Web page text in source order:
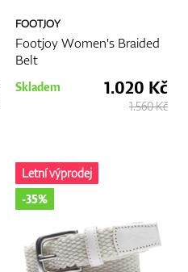
FOOTJOY
Footjoy Women's Braided
Belt
Skladem 1.020 Kč
1.560 Kč
Letní výprodej
-35%